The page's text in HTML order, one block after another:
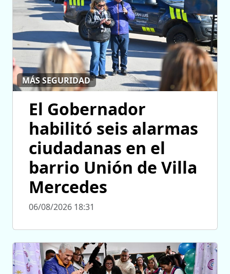
MÁS SEGURIDAD
El Gobernador
habilitó seis alarmas
ciudadanas en el
barrio Unión de Villa
Mercedes
06/08/2026 18:31